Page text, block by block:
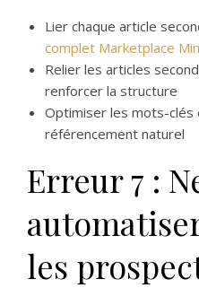
Lier chaque article
complet Marketplace
Relier les articles
renforcer la structure
Optimiser les mots-
référencement naturel
Erreur 7 :
les